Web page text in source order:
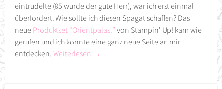
eintrudelte (85 wurde der gute Herr), war ich erst einmal
überfordert. Wie sollte ich diesen Spagat schaffen? Das
neue Produktset “Orientpalast” von Stampin’ Up! kam wie
gerufen und ich konnte eine ganz neue Seite an mir
entdecken.Weiterlesen →